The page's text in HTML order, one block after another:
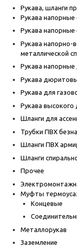
Рукава, шланги
Рукава напорные
Рукава напорные
Рукава напорно-
металлической
Рукава
Рукава
Рукава для
Рукава высокого
Шланги для
Трубки ПВХ
Шланги ПВХ
Шланги
Прочее
Муфты
Концевые
Металлорукав
Заземление